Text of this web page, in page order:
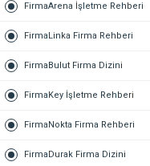
FirmaArena İşletme Rehberi
FirmaLinka Firma Rehberi
FirmaBulut Firma Dizini
FirmaKey İşletme Rehberi
FirmaNokta Firma Rehberi
FirmaDurak Firma Dizini